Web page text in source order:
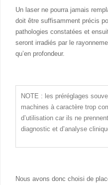
Un laser ne pourra jamais
doit être suffisamment précis
pathologies constatées et
seront irradiés par le
qu’en profondeur.
NOTE : les préréglages
machines à caractère trop
d’utilisation car ils ne
diagnostic et d’analyse
Nous avons donc choisi de